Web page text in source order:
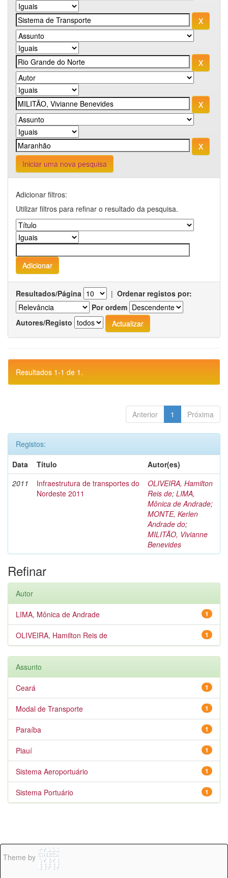
Iniciar uma nova pesquisa
Adicionar filtros:
Utilizar filtros para refinar o resultado da pesquisa.
Resultados/Página | Ordenar registos por:
Por ordem
Autores/Registo
Resultados 1-1 de 1.
Anterior 1 Próxima
Registos:
Data
Título
Autor(es)
2011
Infraestrutura de transportes do
Nordeste 2011
OLIVEIRA, Hamilton
Reis de; LIMA,
Mônica de Andrade;
MONTE, Kerlen
Andrade do;
MILITÃO, Vivianne
Benevides
Refinar
Autor
1
LIMA, Mônica de Andrade
1
OLIVEIRA, Hamilton Reis de
Assunto
1
Ceará
1
Modal de Transporte
1
Paraíba
1
Piauí
1
Sistema Aeroportuário
1
Sistema Portuário
Theme by